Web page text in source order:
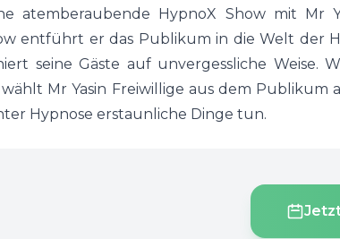
atemberaubende HypnoX Show mit Mr
entführt er das Publikum in die Welt der
seine Gäste auf unvergessliche Weise.
Mr Yasin Freiwillige aus dem Publikum
Hypnose erstaunliche Dinge tun.